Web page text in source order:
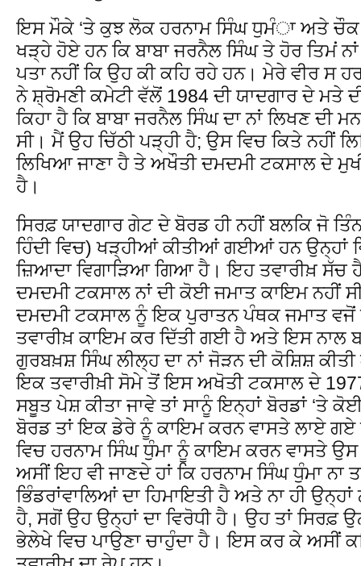
ਇਸ ਮੌਕੇ ‘ਤੇ ਕੁਝ ਲੋਕ ਹਰਨਾਮ ਸਿੰਘ ਧੁਮੰਾ ਅਤੇ ਚੌਕ
ਖੜ੍ਹੇ ਹੋਏ ਹਨ ਕਿ ਬਾਬਾ ਜਰਨੈਲ ਸਿੰਘ ਤੇ ਹੋਰ ਤਿਮਂ
ਪਤਾ ਨਹੀਂ ਕਿ ਉਹ ਕੀ ਕਹਿ ਰਹੇ ਹਨ। ਮੇਰੇ ਵੀਰ ਸ
ਨੇ ਸ਼੍ਰੋਮਣੀ ਕਮੇਟੀ ਵੱਲੋਂ 1984 ਦੀ ਯਾਦਗਾਰ ਦੇ ਮਤੇ
ਕਿਹਾ ਹੈ ਕਿ ਬਾਬਾ ਜਰਨੈਲ ਸਿੰਘ ਦਾ ਨਾਂ ਲਿਖਣ ਦੀ
ਸੀ। ਮੈਂ ਉਹ ਚਿੱਠੀ ਪੜ੍ਹੀ ਹੈ; ਉਸ ਵਿਚ ਕਿਤੇ ਨਹੀਂ
ਲਿਖਿਆ ਜਾਣਾ ਹੈ ਤੇ ਅਖੌਤੀ ਦਮਦਮੀ ਟਕਸਾਲ ਦੇ
ਹੈ।
ਸਿਰਫ਼ ਯਾਦਗਾਰ ਗੇਟ ਦੇ ਬੋਰਡ ਹੀ ਨਹੀਂ ਬਲਕਿ ਜੋ
ਹਿੰਦੀ ਵਿਚ) ਖੜ੍ਹੀਆਂ ਕੀਤੀਆਂ ਗਈਆਂ ਹਨ ਉਨ੍ਹਾਂ
ਜ਼ਿਆਦਾ ਵਿਗਾੜਿਆ ਗਿਆ ਹੈ। ਇਹ ਤਵਾਰੀਖ਼ ਸੱਚ
ਦਮਦਮੀ ਟਕਸਾਲ ਨਾਂ ਦੀ ਕੋਈ ਜਮਾਤ ਕਾਇਮ ਨਹੀਂ
ਦਮਦਮੀ ਟਕਸਾਲ ਨੂੰ ਇਕ ਪੁਰਾਤਨ ਪੰਥਕ ਜਮਾਤ
ਤਵਾਰੀਖ਼ ਕਾਇਮ ਕਰ ਦਿੱਤੀ ਗਈ ਹੈ ਅਤੇ ਇਸ ਨਾਲ
ਗੁਰਬਖ਼ਸ਼ ਸਿੰਘ ਲੀਲ੍ਹ ਦਾ ਨਾਂ ਜੋੜਨ ਦੀ ਕੋਸ਼ਿਸ਼
ਇਕ ਤਵਾਰੀਖ਼ੀ ਸੋਮੇ ਤੋਂ ਇਸ ਅਖੋਤੀ ਟਕਸਾਲ ਦੇ
ਸਬੂਤ ਪੇਸ਼ ਕੀਤਾ ਜਾਵੇ ਤਾਂ ਸਾਨੂੰ ਇਨ੍ਹਾਂ ਬੋਰਡਾਂ ‘ਤੇ
ਬੋਰਡ ਤਾਂ ਇਕ ਡੇਰੇ ਨੂੰ ਕਾਇਮ ਕਰਨ ਵਾਸਤੇ ਲਾਏ ਗਏ
ਵਿਚ ਹਰਨਾਮ ਸਿੰਘ ਧੁੰਮਾ ਨੂੰ ਕਾਇਮ ਕਰਨ ਵਾਸਤੇ
ਅਸੀਂ ਇਹ ਵੀ ਜਾਣਦੇ ਹਾਂ ਕਿ ਹਰਨਾਮ ਸਿੰਘ ਧੁੰਮਾ ਨਾ
ਭਿੰਡਰਾਂਵਾਲਿਆਂ ਦਾ ਹਿਮਾਇਤੀ ਹੈ ਅਤੇ ਨਾ ਹੀ
ਹੈ, ਸਗੋਂ ਉਹ ਉਨ੍ਹਾਂ ਦਾ ਵਿਰੋਧੀ ਹੈ। ਉਹ ਤਾਂ ਸਿਰਫ਼
ਭੇਲੇਖੇ ਵਿਚ ਪਾਉਣਾ ਚਾਹੁੰਦਾ ਹੈ। ਇਸ ਕਰ ਕੇ ਅਸੀਂ